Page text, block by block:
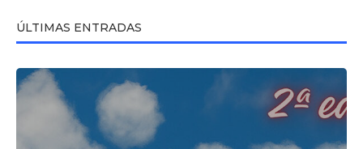
ÚLTIMAS ENTRADAS